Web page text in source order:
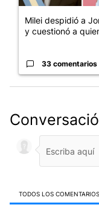
Milei despidió a
y cuestionó a
33 comentarios
TODOS LOS COMENTARIOS